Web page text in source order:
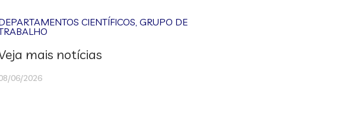
CIENTÍFICOS ,GRUPO DE
mais notícias
06/2026